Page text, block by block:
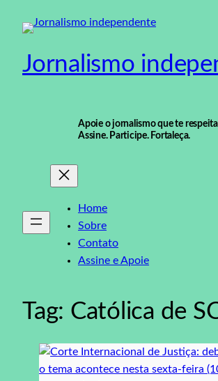
para
conteúdo
Jornalismo
Apoie o jornalismo que te
Assine. Participe. Fortaleça.
Home
Sobre
Contato
Assine e Apoie
Tag: Católica de